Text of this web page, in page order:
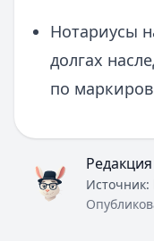
Нотариусы
долгах
по
Источник: